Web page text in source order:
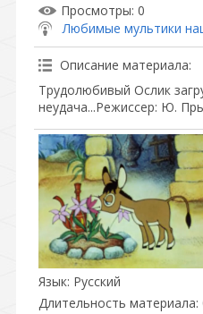
Просмотры: 0
Любимые мультики
Описание материала:
Трудолюбивый Ослик
неудача...Режиссер: Ю.
Язык: Русский
Длительность материала: